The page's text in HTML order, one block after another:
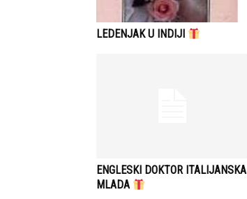
LEDENJAK U INDIJI
ENGLESKI DOKTOR ITALIJANSKA
MLADA